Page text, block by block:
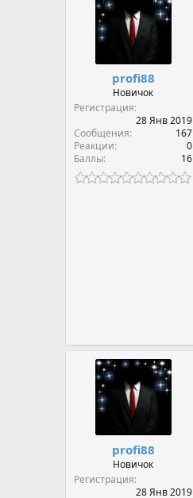
profi88
Новичок
Регистрация
28 Янв 2019
Сообщения
167
Реакции
0
Баллы
16
profi88
Новичок
Регистрация
28 Янв 2019